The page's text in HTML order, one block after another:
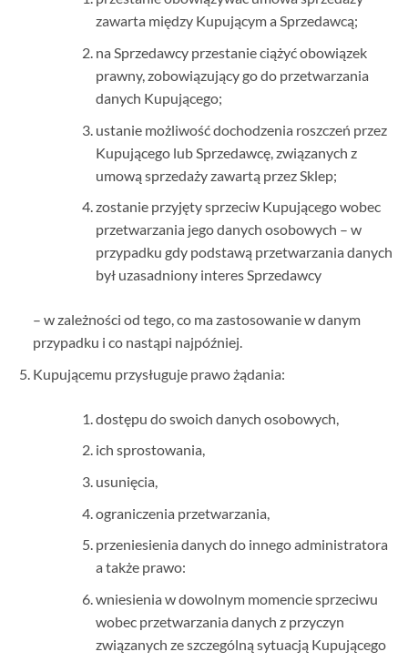
zawarta między Kupującym a Sprzedawcą;
na Sprzedawcy przestanie ciążyć obowiązek
prawny, zobowiązujący go do przetwarzania
danych Kupującego;
ustanie możliwość dochodzenia roszczeń przez
Kupującego lub Sprzedawcę, związanych z
umową sprzedaży zawartą przez Sklep;
zostanie przyjęty sprzeciw Kupującego wobec
przetwarzania jego danych osobowych – w
przypadku gdy podstawą przetwarzania danych
był uzasadniony interes Sprzedawcy
– w zależności od tego, co ma zastosowanie w danym
przypadku i co nastąpi najpóźniej.
Kupującemu przysługuje prawo żądania:
dostępu do swoich danych osobowych,
ich sprostowania,
usunięcia,
ograniczenia przetwarzania,
przeniesienia danych do innego administratora
a także prawo:
wniesienia w dowolnym momencie sprzeciwu
wobec przetwarzania danych z przyczyn
związanych ze szczególną sytuacją Kupującego